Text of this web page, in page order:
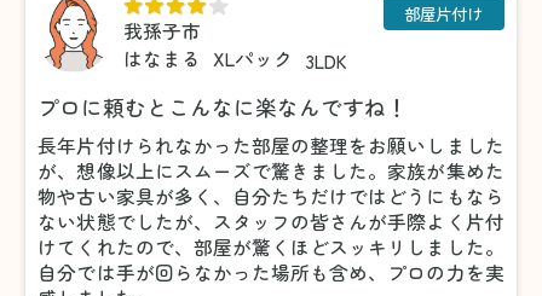
我孫子市
はなまる
XLパック 3LDK
部屋片付け
プロに頼むとこんなに楽なんですね！
長年片付けられなかった部屋の整理をお願いしました
が、想像以上にスムーズで驚きました。家族が集めた
物や古い家具が多く、自分たちだけではどうにもなら
ない状態でしたが、スタッフの皆さんが手際よく片付
けてくれたので、部屋が驚くほどスッキリしました。
自分では手が回らなかった場所も含め、プロの力を実